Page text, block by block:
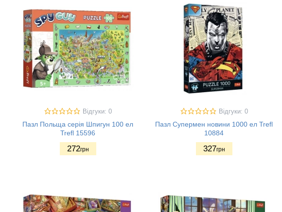
Відгуки: 0
Пазл Польща серія Шпигун 100 ел
Trefl 15596
272грн
Відгуки: 0
Пазл Супермен новини 1000 ел Trefl
10884
327грн